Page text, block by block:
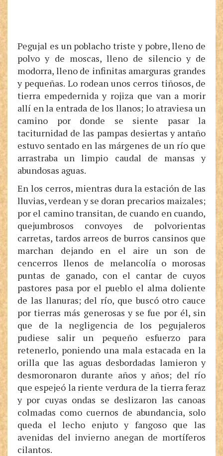
Pegujal es un poblacho triste y pobre, lleno de
polvo y de moscas, lleno de silencio y de
modorra, lleno de infinitas amarguras grandes
y pequeñas. Lo rodean unos cerros tiñosos, de
tierra empedernida y rojiza que van a morir
allí en la entrada de los llanos; lo atraviesa un
camino por donde se siente pasar la
taciturnidad de las pampas desiertas y antaño
estuvo sentado en las márgenes de un río que
arrastraba un limpio caudal de mansas y
abundosas aguas.
En los cerros, mientras dura la estación de las
lluvias, verdean y se doran precarios maizales;
por el camino transitan, de cuando en cuando,
quejumbrosos convoyes de polvorientas
carretas, tardos arreos de burros cansinos que
marchan dejando en el aire un son de
cencerros llenos de melancolía o morosas
puntas de ganado, con el cantar de cuyos
pastores pasa por el pueblo el alma doliente
de las llanuras; del río, que buscó otro cauce
por tierras más generosas y se fue por él, sin
que de la negligencia de los pegujaleros
pudiese salir un pequeño esfuerzo para
retenerlo, poniendo una mala estacada en la
orilla que las aguas desbordadas lamieron y
desmoronaron durante años y años; del río
que espejeó la riente verdura de la tierra feraz
y por cuyas ondas se deslizaron las canoas
colmadas como cuernos de abundancia, solo
queda el lecho enjuto y fangoso que las
avenidas del invierno anegan de mortíferos
cilantos.